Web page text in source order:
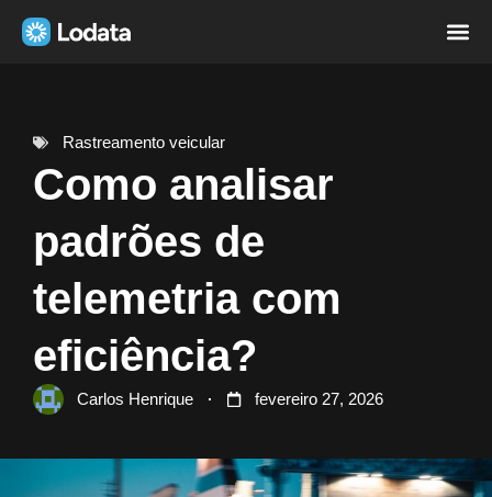
Rastreamento veicular
Como analisar
padrões de
telemetria com
eficiência?
Carlos Henrique fevereiro 27, 2026